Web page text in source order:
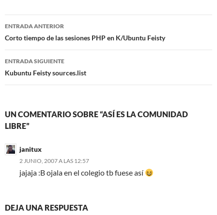
Navegación
de
entradas
ENTRADA ANTERIOR
Corto tiempo de las sesiones PHP en K/Ubuntu Feisty
ENTRADA SIGUIENTE
Kubuntu Feisty sources.list
UN COMENTARIO SOBRE “ASÍ ES LA COMUNIDAD
LIBRE”
janitux
2 JUNIO, 2007 A LAS 12:57
jajaja :B ojala en el colegio tb fuese así
DEJA UNA RESPUESTA